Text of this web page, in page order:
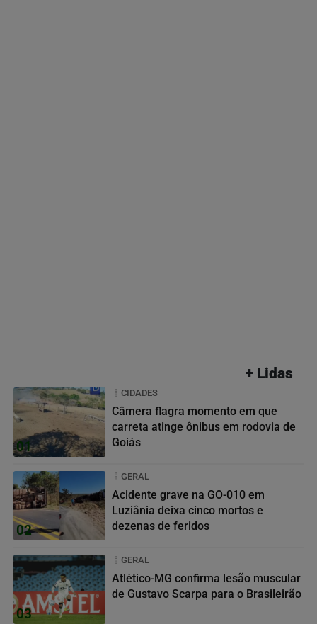
+ Lidas
01
CIDADES
Câmera flagra momento em que
carreta atinge ônibus em rodovia de
Goiás
02
GERAL
Acidente grave na GO-010 em
Luziânia deixa cinco mortos e
dezenas de feridos
03
GERAL
Atlético-MG confirma lesão muscular
de Gustavo Scarpa para o Brasileirão